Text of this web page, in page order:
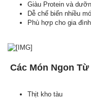
Giàu Protein và
Dễ chế biến nhiều
Phù hợp cho gia
Các Món Ngon
Thịt kho tàu